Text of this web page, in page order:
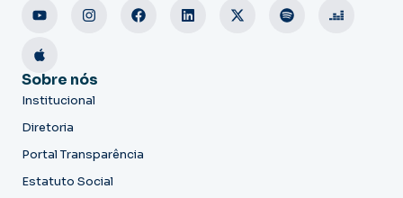
Sobre nós
Institucional
Diretoria
Portal Transparência
Estatuto Social